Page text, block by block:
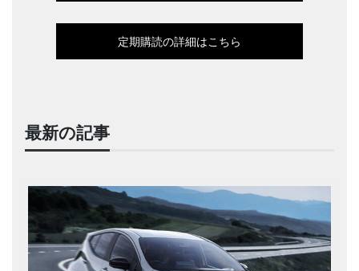
定期購読の詳細はこちら
最新の記事